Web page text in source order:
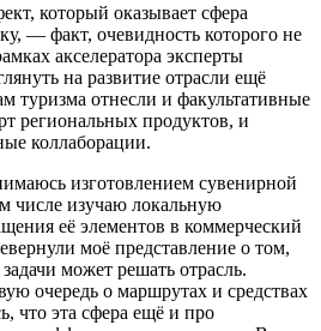
который оказывает сфера
— факт, очевидность которого не
акселератора эксперты
на развитие отрасли ещё
туризма отнесли и факультативные
региональных продуктов, и
коллаборации.
изготовлением сувенирной
числе изучаю локальную
её элементов в коммерческий
моё представление о том,
может решать отрасль.
очередь о маршрутах и средствах
что эта сфера ещё и про